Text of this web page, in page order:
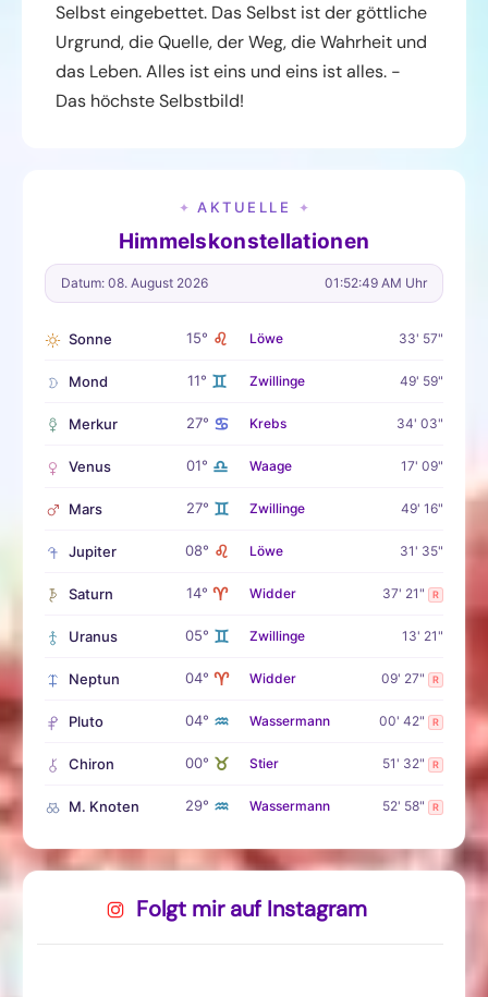
Selbst eingebettet. Das Selbst ist der göttliche
Urgrund, die Quelle, der Weg, die Wahrheit und
das Leben. Alles ist eins und eins ist alles. -
Das höchste Selbstbild!
✦ AKTUELLE ✦
Himmelskonstellationen
Datum: 08. August 2026 01:52:50 AM Uhr
Sonne 15° ♌ Löwe 33' 57"
Mond 11° ♊ Zwillinge 49' 59"
Merkur 27° ♋ Krebs 34' 03"
Venus 01° ♎ Waage 17' 09"
Mars 27° ♊ Zwillinge 49' 16"
Jupiter 08° ♌ Löwe 31' 35"
Saturn 14° ♈ Widder 37' 21" R
Uranus 05° ♊ Zwillinge 13' 21"
Neptun 04° ♈ Widder 09' 27" R
Pluto 04° ♒ Wassermann 00' 42" R
Chiron 00° ♉ Stier 51' 32" R
M. Knoten 29° ♒ Wassermann 52' 58" R
Folgt mir auf Instagram